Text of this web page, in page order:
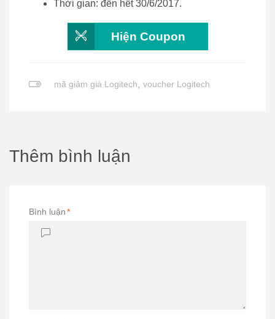
Thời gian: đến hết 30/6/2017.
Hiện Coupon
mã giảm giá Logitech, voucher Logitech
Thêm bình luận
Bình luận*